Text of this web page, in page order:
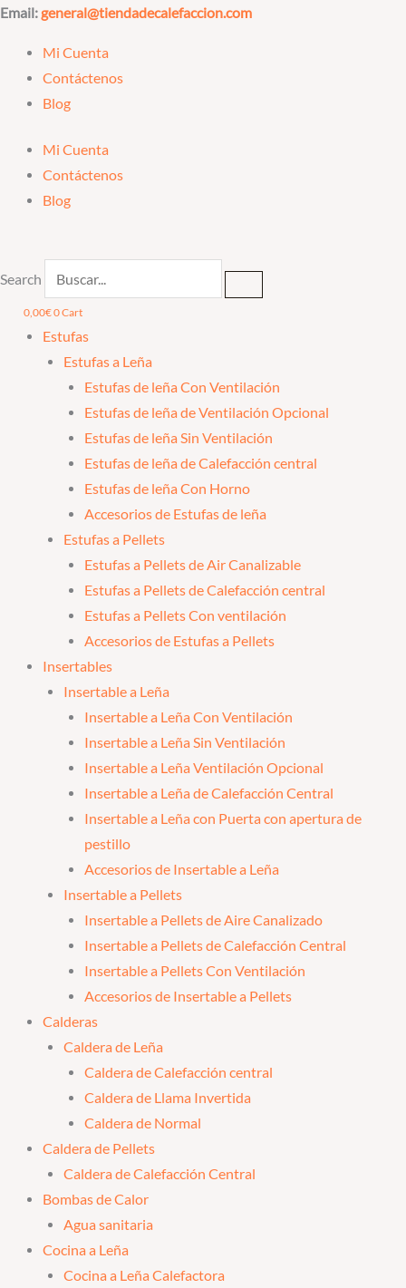
Ir
contenido
Email:general@tiendadecalefaccion.com
Mi Cuenta
Contáctenos
Blog
Mi Cuenta
Contáctenos
Blog
Search
0,00€0Cart
Estufas
Estufas a Leña
Estufas de leña Con Ventilación
Estufas de leña de Ventilación Opcional
Estufas de leña Sin Ventilación
Estufas de leña de Calefacción central
Estufas de leña Con Horno
Accesorios de Estufas de leña
Estufas a Pellets
Estufas a Pellets de Air Canalizable
Estufas a Pellets de Calefacción central
Estufas a Pellets Con ventilación
Accesorios de Estufas a Pellets
Insertables
Insertable a Leña
Insertable a Leña Con Ventilación
Insertable a Leña Sin Ventilación
Insertable a Leña Ventilación Opcional
Insertable a Leña de Calefacción Central
Insertable a Leña con Puerta con apertura de
pestillo
Accesorios de Insertable a Leña
Insertable a Pellets
Insertable a Pellets de Aire Canalizado
Insertable a Pellets de Calefacción Central
Insertable a Pellets Con Ventilación
Accesorios de Insertable a Pellets
Calderas
Caldera de Leña
Caldera de Calefacción central
Caldera de Llama Invertida
Caldera de Normal
Caldera de Pellets
Caldera de Calefacción Central
Bombas de Calor
Agua sanitaria
Cocina a Leña
Cocina a Leña Calefactora